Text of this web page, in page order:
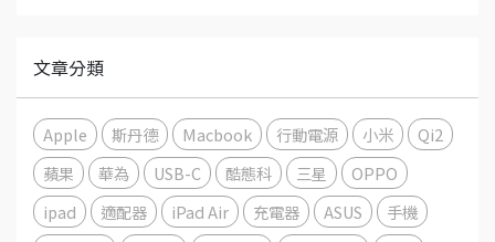
文章分類
Apple 斯丹德 Macbook 行動電源 小米
Qi2
蘋果
華為 USB-C 酷態科 三星
OPPO
ipad
適配器 iPad Air 充電器 ASUS
手機